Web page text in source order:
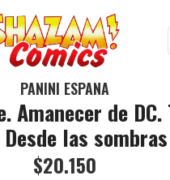
PANINI ESPAÑA
Amanecer de
las sombras
$20.150